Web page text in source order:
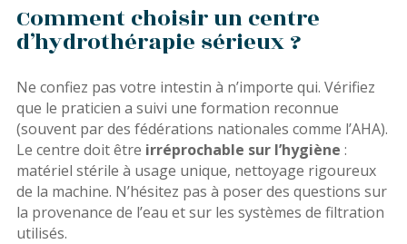
Comment choisir un centre
d’hydrothérapie sérieux ?
Ne confiez pas votre intestin à n’importe qui. Vérifiez
que le praticien a suivi une formation reconnue
(souvent par des fédérations nationales comme l’AHA).
Le centre doit être irréprochable sur l’hygiène :
matériel stérile à usage unique, nettoyage rigoureux
de la machine. N’hésitez pas à poser des questions sur
la provenance de l’eau et sur les systèmes de filtration
utilisés.